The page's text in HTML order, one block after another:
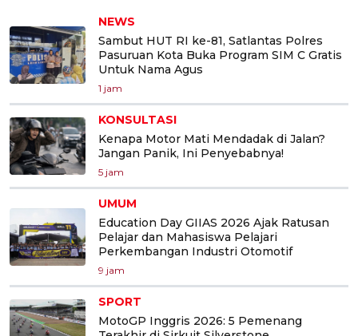
NEWS
Sambut HUT RI ke-81, Satlantas Polres
Pasuruan Kota Buka Program SIM C Gratis
Untuk Nama Agus
1 jam
KONSULTASI
Kenapa Motor Mati Mendadak di Jalan?
Jangan Panik, Ini Penyebabnya!
5 jam
UMUM
Education Day GIIAS 2026 Ajak Ratusan
Pelajar dan Mahasiswa Pelajari
Perkembangan Industri Otomotif
9 jam
SPORT
MotoGP Inggris 2026: 5 Pemenang